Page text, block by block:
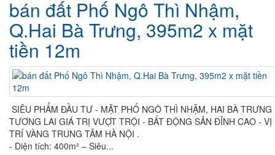
bán đất Phố Ngô Thì Nhậm,
Q.Hai Bà Trưng, 395m2 x mặt
tiền 12m
SIÊU PHẨM ĐẦU TƯ - MẶT PHỐ NGÔ THÌ NHẬM, HAI BÀ TRƯNG
TƯƠNG LAI GIÁ TRỊ VƯỢT TRỘI - BẤT ĐỘNG SẢN ĐỈNH CAO - VỊ
TRÍ VÀNG TRUNG TÂM HÀ NỘI .
- Diện tích: 400m² – Siêu...